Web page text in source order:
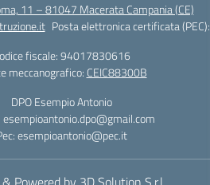
11 – 81047 Macerata Campania (CE)
Posta elettronica certificata (PEC):
fiscale: 94017830616
meccanografico: CEIC88300B
DPO Esempio Antonio
esempioantonio@pec.it